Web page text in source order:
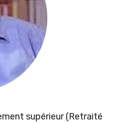
supérieur (Retraité